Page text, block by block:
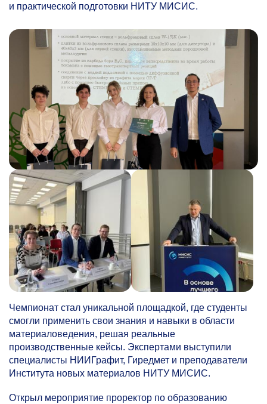
и практической подготовки НИТУ МИСИС.
Чемпионат стал уникальной площадкой, где студенты
смогли применить свои знания и навыки в области
материаловедения, решая реальные
производственные кейсы. Экспертами выступили
специалисты НИИГрафит, Гиредмет и преподаватели
Института новых материалов НИТУ МИСИС.
Открыл мероприятие проректор по образованию